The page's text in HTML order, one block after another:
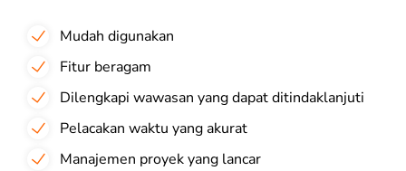
Mudah digunakan
Fitur beragam
Dilengkapi wawasan yang dapat ditindaklanjuti
Pelacakan waktu yang akurat
Manajemen proyek yang lancar